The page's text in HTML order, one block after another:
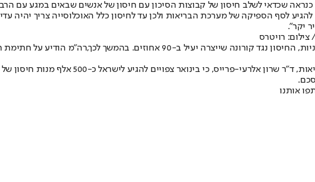
שכדאי לשלב חיסון של קבוצות הסיכון עם חיסון של אנשים שבאים במגע עם
לסף הספיקה של מערכת הבריאות ולכן עד לחיסון כלל האוכלוסייה צריך יהיה
יקר".
צילום: רויטרס
נגד קורונה שייצרה יעיל ב-90 אחוזים. בהמשך לכך, רה"מ הודיע על חתימת
אותנו